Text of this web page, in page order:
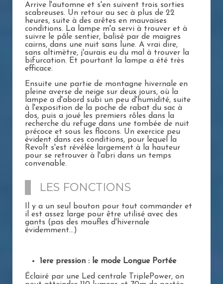
Arrive l'automne et s'en suivent trois sorties
scabreuses. Un retour au sec à plus de 22
heures, suite à des arêtes en mauvaises
conditions. La lampe m'a servi à trouver et à
suivre le pâle sentier, balisé par de maigres
cairns, dans une nuit sans lune. A vrai dire,
sans altimètre, j'aurais eu du mal à trouver la
bifurcation. Et pourtant la lampe a été très
efficace.
Ensuite une partie de montagne hivernale en
pleine averse de neige sur deux jours, où la
lampe a d'abord subi un peu d'humidité, suite
à l'exposition de la poche de rabat du sac à
dos, puis a joué les premiers rôles dans la
recherche du refuge dans une tombée de nuit
précoce et sous les flocons. Un exercice peu
évident dans ces conditions, pour lequel la
Revolt s'est révélée largement à la hauteur
pour se retrouver à l'abri dans un temps
convenable.
LES FONCTIONS
Il y a un seul bouton pour tout commander et
il est assez large pour être utilisé avec des
gants (pas des moufles d'hivernale
évidemment...)
1ere pression : le mode Longue Portée
Éclairé par une Led centrale TriplePower, on